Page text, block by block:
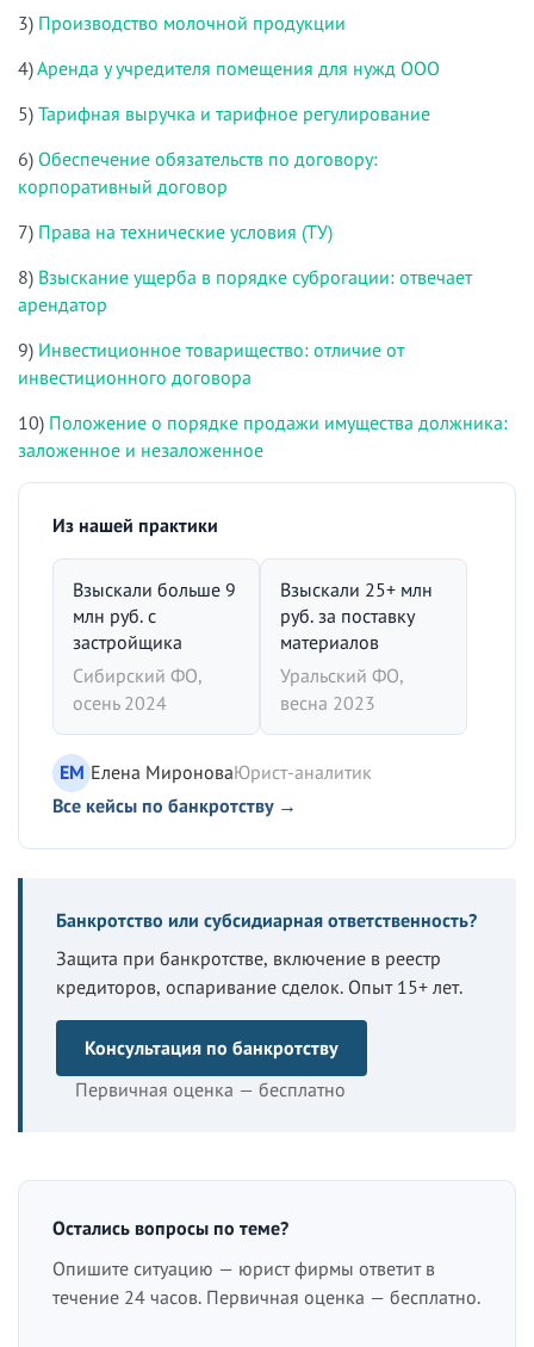
3) Производство молочной продукции
4)Аренда у учредителя помещения для нужд ООО
5) Тарифная выручка и тарифное регулирование
6) Обеспечение обязательств по договору:
корпоративный договор
7) Права на технические условия (ТУ)
8) Взыскание ущерба в порядке суброгации: отвечает
арендатор
9) Инвестиционное товарищество: отличие от
инвестиционного договора
10) Положение о порядке продажи имущества должника:
заложенное и незаложенное
Из нашей практики
Взыскали больше 9
млн руб. с
застройщика
Сибирский ФО,
осень 2024
Взыскали 25+ млн
руб. за поставку
материалов
Уральский ФО,
весна 2023
ЕМ Елена МироноваЮрист-аналитик
Все кейсы по банкротству →
Банкротство или субсидиарная ответственность?
Защита при банкротстве, включение в реестр
кредиторов, оспаривание сделок. Опыт 15+ лет.
Консультация по банкротству
Первичная оценка — бесплатно
Остались вопросы по теме?
Опишите ситуацию — юрист фирмы ответит в
течение 24 часов. Первичная оценка — бесплатно.